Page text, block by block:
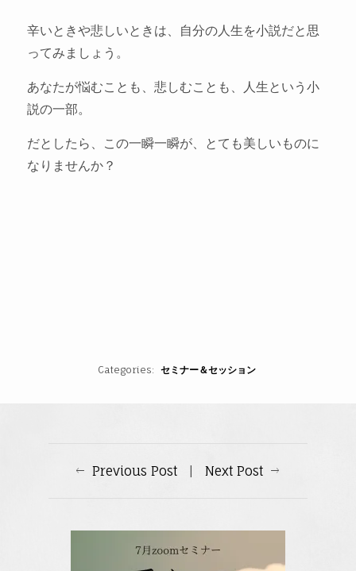
辛いときや悲しいときは、自分の人生を小説だと思
ってみましょう。
あなたが悩むことも、悲しむことも、人生という小
説の一部。
だとしたら、この一瞬一瞬が、とても美しいものに
なりませんか？
Categories セミナー＆セッション
Previous Post | Next Post